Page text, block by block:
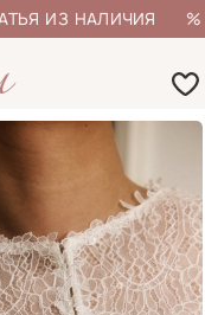
ИЗ НАЛИЧИЯ %